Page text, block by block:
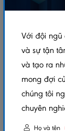
Tấm Ốp Phẳng
DN2ST-
Liên hệ
Với đội ngũ
và sự tận
và tạo ra
mong đợi
chúng tôi
chuyên
Họ và tên